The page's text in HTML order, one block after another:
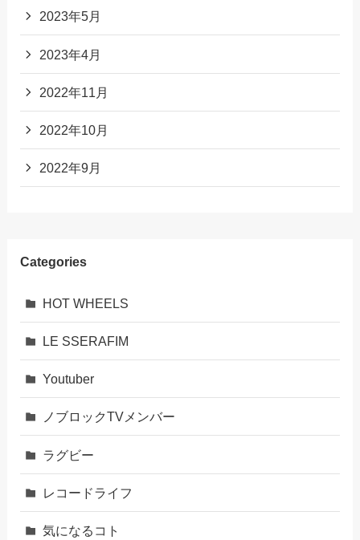
2023年5月
2023年4月
2022年11月
2022年10月
2022年9月
Categories
HOT WHEELS
LE SSERAFIM
Youtuber
ノブロックTVメンバー
ラグビー
レコードライフ
気になるコト